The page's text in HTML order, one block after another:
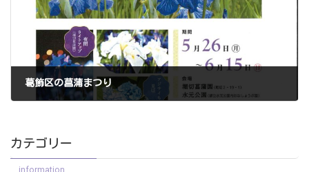
葛飾区の菖蒲まつり
カテゴリー
information